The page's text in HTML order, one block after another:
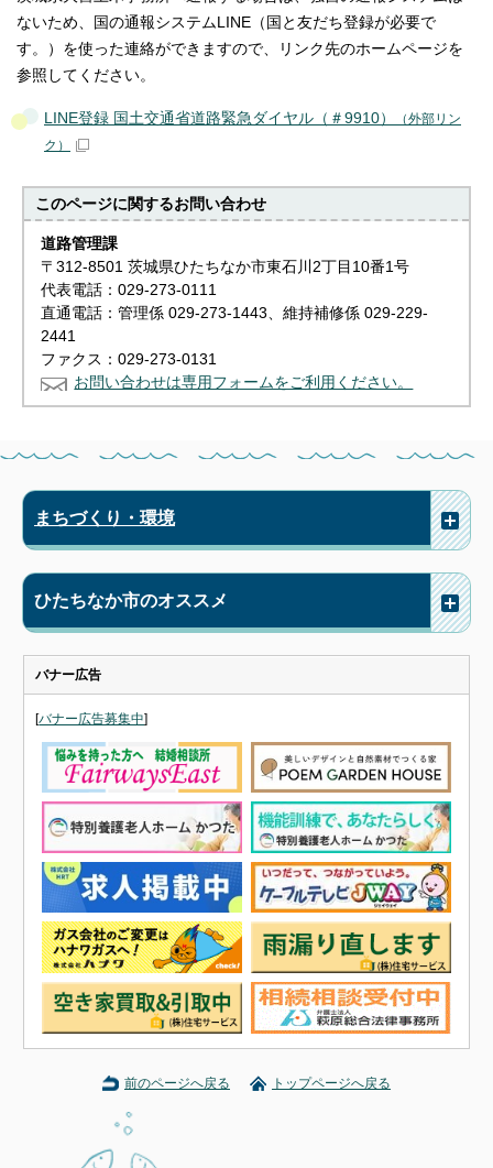
ないため、国の通報システムLINE（国と友だち登録が必要で
す。）を使った連絡ができますので、リンク先のホームページを
参照してください。
LINE登録 国土交通省道路緊急ダイヤル（＃9910）
（外部リン
ク）
このページに関するお問い合わせ
道路管理課
〒312-8501 茨城県ひたちなか市東石川2丁目10番1号
代表電話：029-273-0111
直通電話：管理係 029-273-1443、維持補修係 029-229-
2441
ファクス：029-273-0131
お問い合わせは専用フォームをご利用ください。
まちづくり・環境
ひたちなか市のオススメ
バナー広告
[バナー広告募集中]
前のページへ戻る トップページへ戻る